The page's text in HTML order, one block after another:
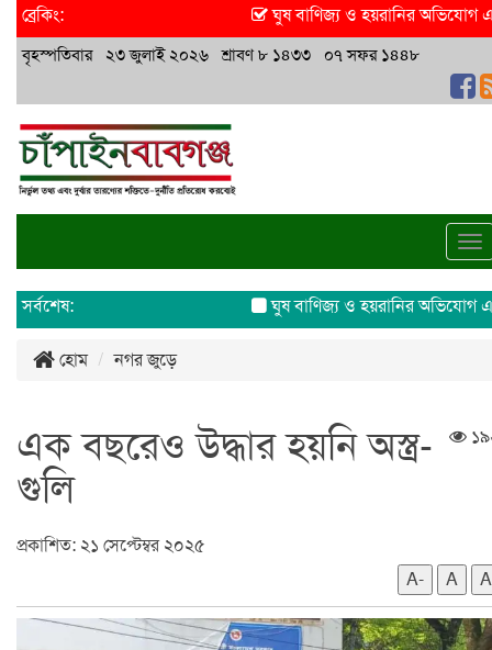
ব্রেকিং: ঘুষ বাণিজ্য ও হয়রানির অভিযোগ
বৃহস্পতিবার ২৩ জুলাই ২০২৬ শ্রাবণ ৮ ১৪৩৩ ০৭ সফর ১৪৪৮
সর্বশেষ:
ঘুষ বাণিজ্য ও হয়রানির অভিযোগ
হোম নগর জুড়ে
এক বছরেও উদ্ধার হয়নি অস্ত্র-
গুলি
প্রকাশিত: ২১ সেপ্টেম্বর ২০২৫
A-
A